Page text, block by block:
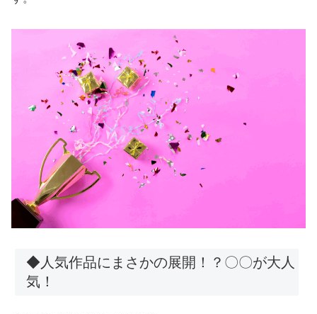
◆人気作品にまさかの展開！？〇〇が大人
気！